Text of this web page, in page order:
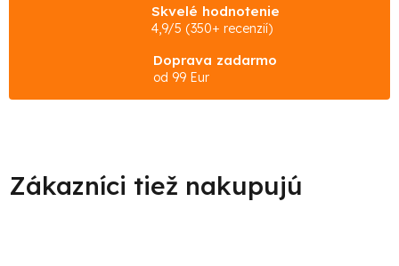
Skvelé hodnotenie
4,9/5 (350+ recenzií)
Doprava zadarmo
od 99 Eur